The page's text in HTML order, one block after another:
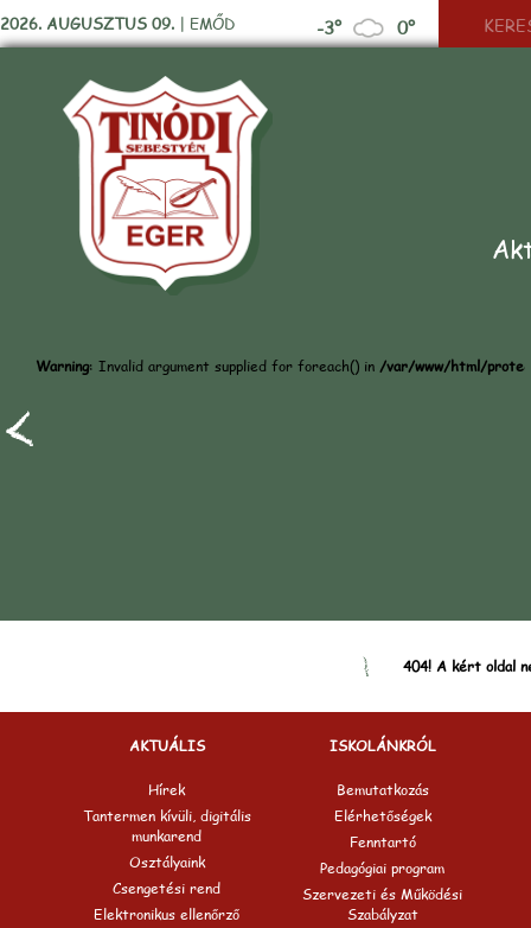
2026. AUGUSZTUS 09. | EMŐD -3° 0°
Warning: Invalid argument supplied for foreach() in /var/www/html/
404! A kért oldal
AKTUÁLIS
Hírek
Tantermen kívüli, digitális
munkarend
Osztályaink
Csengetési rend
Elektronikus ellenőrző
ISKOLÁNKRÓL
Bemutatkozás
Elérhetőségek
Fenntartó
Pedagógiai program
Szervezeti és Működési
Szabályzat